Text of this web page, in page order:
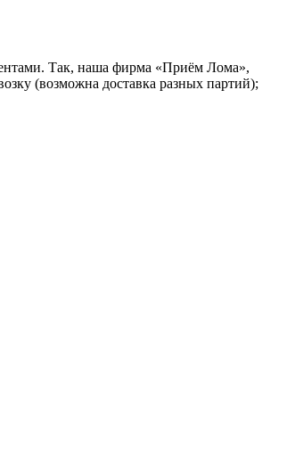
Так, наша фирма «Приём Лома»,
(возможна доставка разных партий);